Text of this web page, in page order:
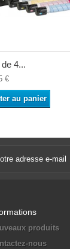
4...
€
au panier
produits
nous